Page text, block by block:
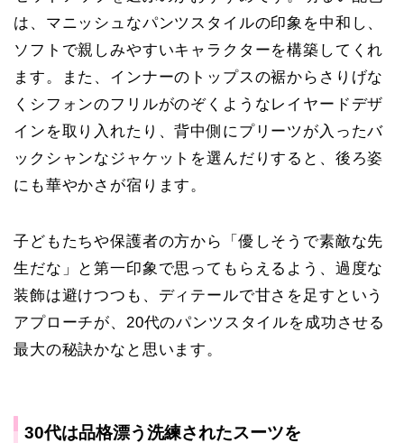
は、マニッシュなパンツスタイルの印象を中和し、
ソフトで親しみやすいキャラクターを構築してくれ
ます。また、インナーのトップスの裾からさりげな
くシフォンのフリルがのぞくようなレイヤードデザ
インを取り入れたり、背中側にプリーツが入ったバ
ックシャンなジャケットを選んだりすると、後ろ姿
にも華やかさが宿ります。
子どもたちや保護者の方から「優しそうで素敵な先
生だな」と第一印象で思ってもらえるよう、 過度な
装飾は避けつつも、ディテールで甘さを足す という
アプローチが、20代のパンツスタイルを成功させる
最大の秘訣かなと思います。
30代は品格漂う洗練されたスーツを